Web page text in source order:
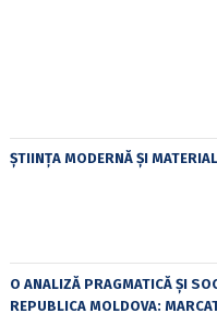
ȘTIINȚA MODERNĂ ȘI
O ANALIZĂ PRAGMATICĂ ȘI
REPUBLICA MOLDOVA: